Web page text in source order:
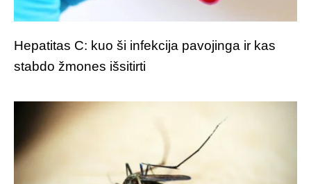
Hepatitas C: kuo ši infekcija pavojinga ir kas
stabdo žmones išsitirti